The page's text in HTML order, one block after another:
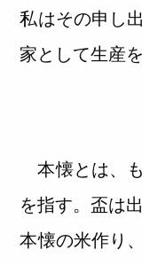
私はその申し
家として生産
本懐とは、
を指す。盃は
本懐の米作り